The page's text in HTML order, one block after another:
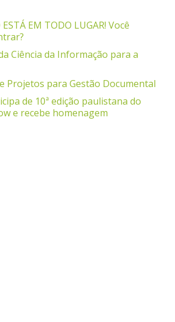
EM TODO LUGAR! Você
Ciência da Informação para a
Projetos para Gestão Documental
de 10ª edição paulistana do
e recebe homenagem